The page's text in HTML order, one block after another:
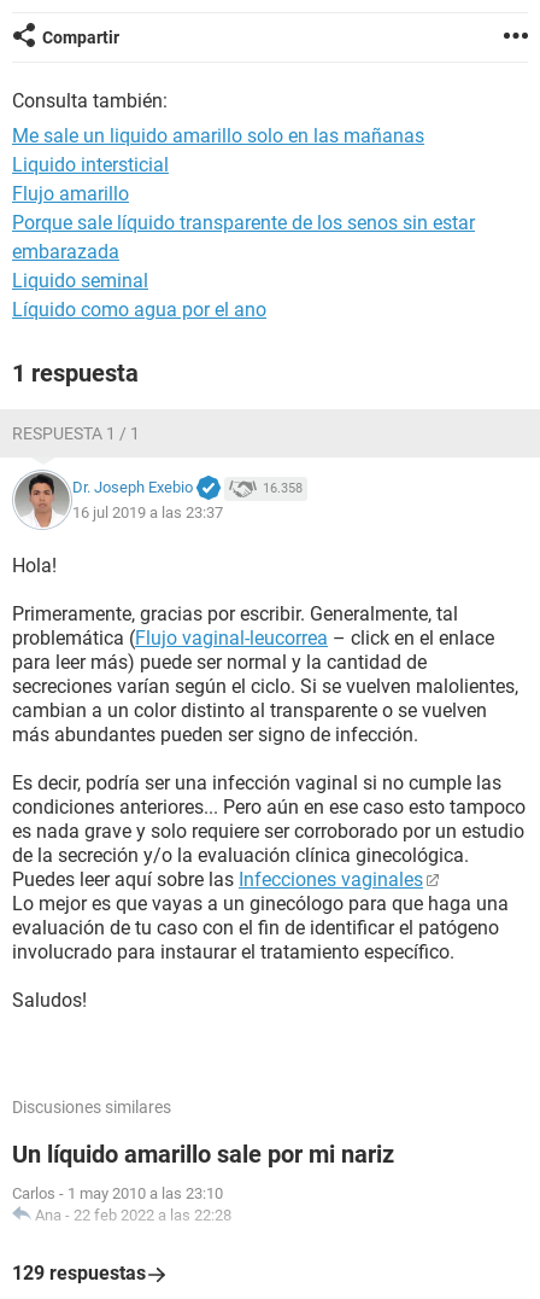
Compartir
Consulta también:
Me sale un liquido amarillo solo en las mañanas
Liquido intersticial
Flujo amarillo
Porque sale líquido transparente de los senos sin estar
embarazada
Liquido seminal
Líquido como agua por el ano
1 respuesta
RESPUESTA 1 / 1
Dr. Joseph Exebio 16.358
16 jul 2019 a las 23:37
Hola!
Primeramente, gracias por escribir. Generalmente, tal
problemática (Flujo vaginal-leucorrea – click en el enlace
para leer más) puede ser normal y la cantidad de
secreciones varían según el ciclo. Si se vuelven malolientes,
cambian a un color distinto al transparente o se vuelven
más abundantes pueden ser signo de infección.
Es decir, podría ser una infección vaginal si no cumple las
condiciones anteriores... Pero aún en ese caso esto tampoco
es nada grave y solo requiere ser corroborado por un estudio
de la secreción y/o la evaluación clínica ginecológica.
Puedes leer aquí sobre las Infecciones vaginales
Lo mejor es que vayas a un ginecólogo para que haga una
evaluación de tu caso con el fin de identificar el patógeno
involucrado para instaurar el tratamiento específico.
Saludos!
Discusiones similares
Un líquido amarillo sale por mi nariz
Carlos - 1 may 2010 a las 23:10
Ana - 22 feb 2022 a las 22:28
129 respuestas